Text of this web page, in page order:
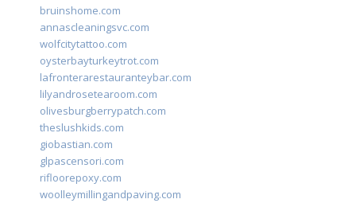
bruinshome.com
annascleaningsvc.com
wolfcitytattoo.com
oysterbayturkeytrot.com
lafronterarestauranteybar.com
lilyandrosetearoom.com
olivesburgberrypatch.com
theslushkids.com
giobastian.com
glpascensori.com
rifloorepoxy.com
woolleymillingandpaving.com